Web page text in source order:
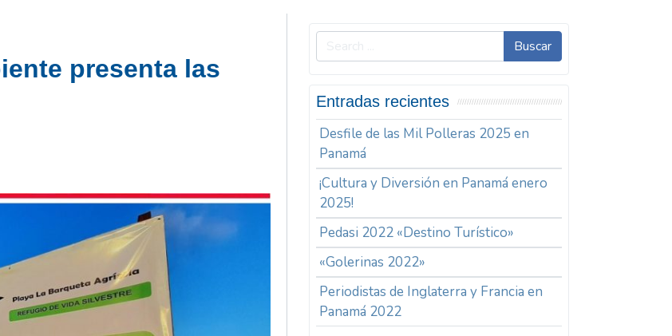
presenta las
Buscar
Entradas recientes
Desfile de las Mil Polleras 2025 en
Panamá
¡Cultura y Diversión en Panamá enero
2025!
Pedasi 2022 «Destino Turístico»
«Golerinas 2022»
Periodistas de Inglaterra y Francia en
Panamá 2022